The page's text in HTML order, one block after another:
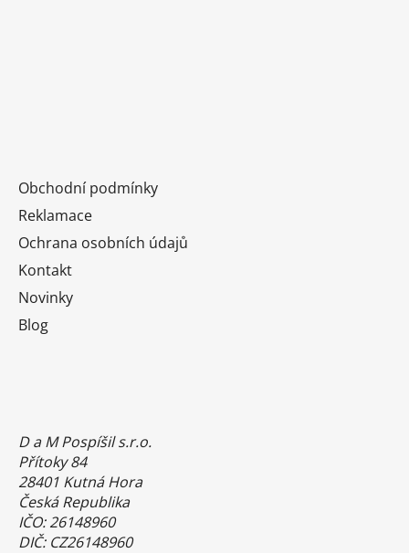
Obchodní podmínky
Reklamace
Ochrana osobních údajů
Kontakt
Novinky
Blog
D a M Pospíšil s.r.o.
Přítoky 84
28401 Kutná Hora
Česká Republika
IČO: 26148960
DIČ: CZ26148960